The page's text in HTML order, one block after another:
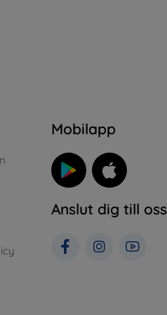
Mobilapp
Anslut dig till oss